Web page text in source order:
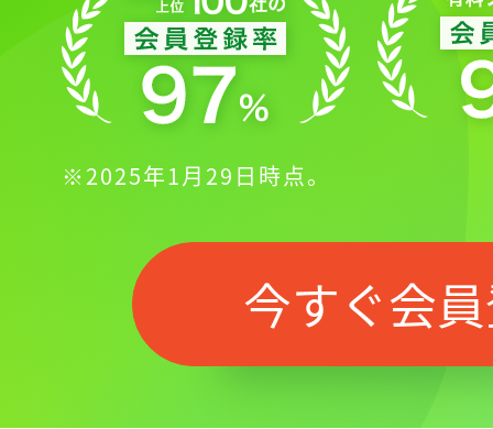
※2025年1月29日時点。
今すぐ会